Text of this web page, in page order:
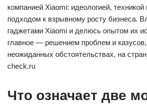
компанией Xiaomi: идеологией,
подходом к взрывному росту бизнеса.
гаджетами Xiaomi и делюсь опытом их
главное — решением проблем и
неожиданных обстоятельствах, на
check.ru
Что означает две